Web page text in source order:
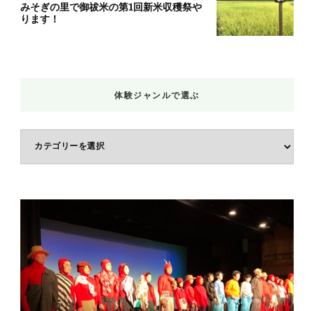
みそぎの里で御祓米の第1回新米収穫祭や
ります！
体験ジャンルで選ぶ
ャ
で
選
ぶ